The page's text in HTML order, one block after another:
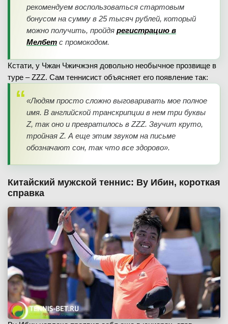
рекомендуем воспользоваться стартовым
бонусом на сумму в 25 тысяч рублей, который
можно получить, пройдя регистрацию в
Мелбет с промокодом.
Кстати, у Чжан Чжичжэня довольно необычное прозвище в
туре – ZZZ. Сам теннисист объясняет его появление так:
«Людям просто сложно выговаривать мое полное
имя. В английской транскрипции в нем три буквы
Z, так оно и превратилось в ZZZ. Звучит круто,
тройная Z. А еще этим звуком на письме
обозначают сон, так что все здорово».
Китайский мужской теннис: Ву Ибин, короткая
справка